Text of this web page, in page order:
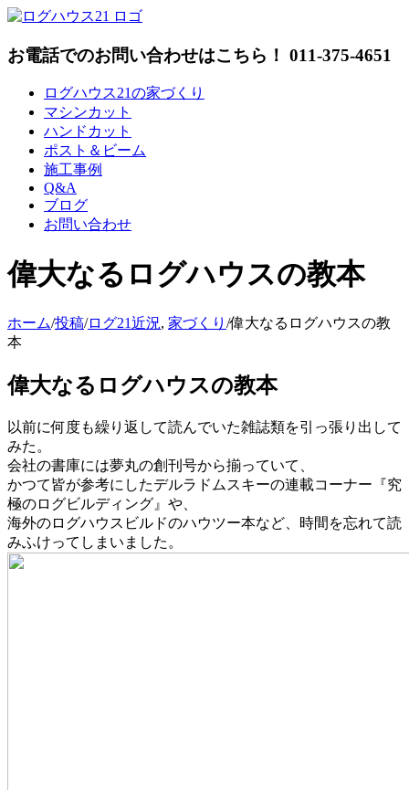
Skip
content
お電話でのお問い合わせはこちら！ 011-375-4651
ログハウス21の家づくり
マシンカット
ハンドカット
ポスト＆ビーム
施工事例
Q&A
ブログ
お問い合わせ
偉大なるログハウスの教本
ホーム/投稿/ログ21近況, 家づくり /偉大なるログハウスの教
本
偉大なるログハウスの教本
以前に何度も繰り返して読んでいた雑誌類を引っ張り出して
みた。
会社の書庫には夢丸の創刊号から揃っていて、
かつて皆が参考にしたデルラドムスキーの連載コーナー『究
極のログビルディング』や、
海外のログハウスビルドのハウツー本など、時間を忘れて読
みふけってしまいました。